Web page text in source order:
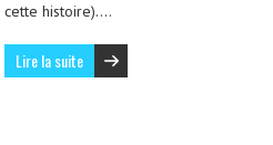
cette histoire)….
Lire la suite